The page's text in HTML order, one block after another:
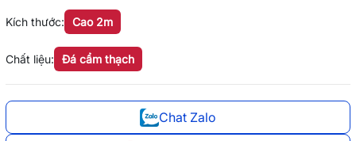
Kích thước: Cao 2m
Chất liệu: Đá cẩm thạch
Chat Zalo